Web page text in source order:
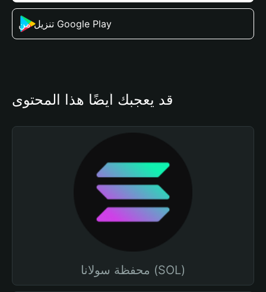
تنزيل من Google Play
قد يعجبك أيضًا هذا المحتوى
محفظة سولانا (SOL)